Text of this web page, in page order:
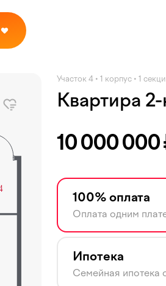
Участок 4 • 1 корпус • 1
Квартира
10 000 000
100% оплата
Оплата одним
Ипотека
Семейная ипотека